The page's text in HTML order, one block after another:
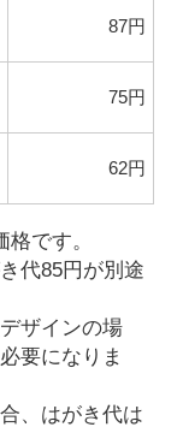
87円
75円
62円
です。
代85円が別途
ザインの場
要になりま
、はがき代は